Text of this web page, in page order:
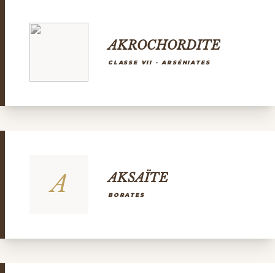
AKROCHORDITE
CLASSE VII - ARSÉNIATES
A AKSAÏTE
BORATES